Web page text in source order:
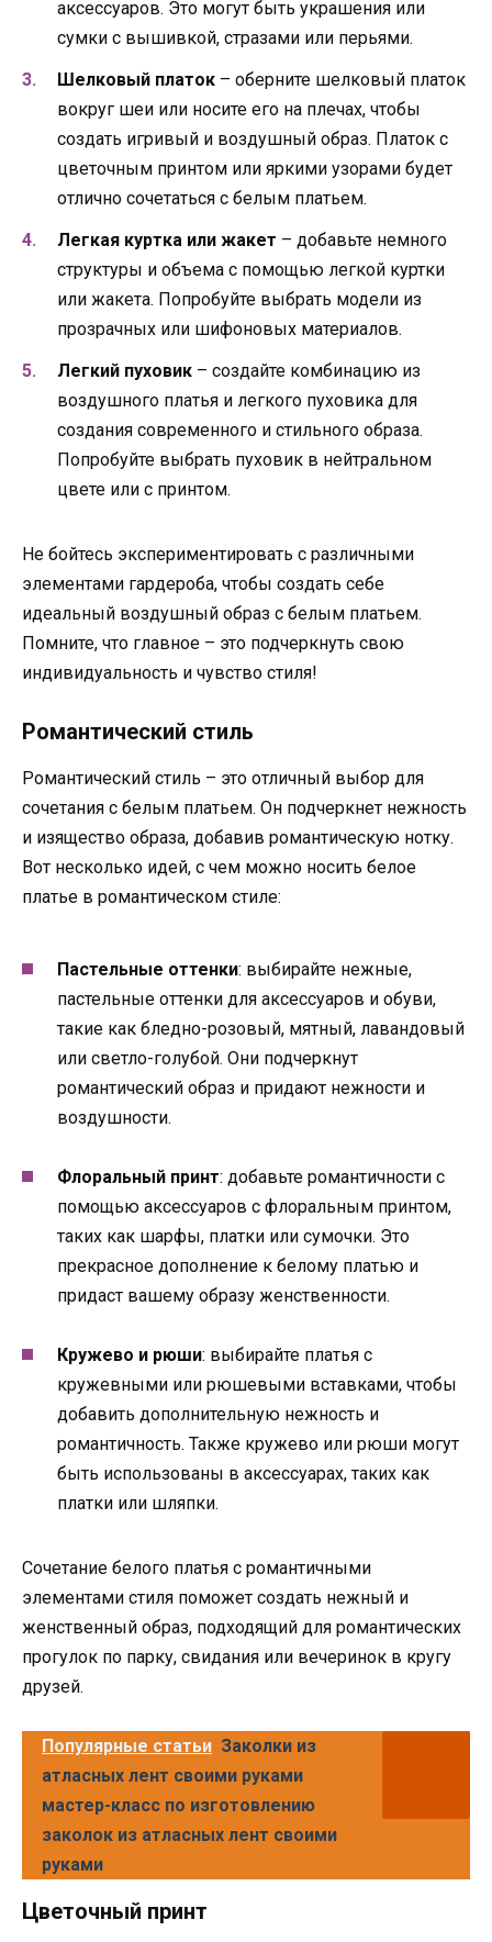
аксессуаров. Это могут быть украшения или
сумки с вышивкой, стразами или перьями.
Шелковый платок – оберните шелковый платок
вокруг шеи или носите его на плечах, чтобы
создать игривый и воздушный образ. Платок с
цветочным принтом или яркими узорами будет
отлично сочетаться с белым платьем.
Легкая куртка или жакет – добавьте немного
структуры и объема с помощью легкой куртки
или жакета. Попробуйте выбрать модели из
прозрачных или шифоновых материалов.
Легкий пуховик – создайте комбинацию из
воздушного платья и легкого пуховика для
создания современного и стильного образа.
Попробуйте выбрать пуховик в нейтральном
цвете или с принтом.
Не бойтесь экспериментировать с различными
элементами гардероба, чтобы создать себе
идеальный воздушный образ с белым платьем.
Помните, что главное – это подчеркнуть свою
индивидуальность и чувство стиля!
Романтический стиль
Романтический стиль – это отличный выбор для
сочетания с белым платьем. Он подчеркнет нежность
и изящество образа, добавив романтическую нотку.
Вот несколько идей, с чем можно носить белое
платье в романтическом стиле:
Пастельные оттенки: выбирайте нежные,
пастельные оттенки для аксессуаров и обуви,
такие как бледно-розовый, мятный, лавандовый
или светло-голубой. Они подчеркнут
романтический образ и придают нежности и
воздушности.
Флоральный принт: добавьте романтичности с
помощью аксессуаров с флоральным принтом,
таких как шарфы, платки или сумочки. Это
прекрасное дополнение к белому платью и
придаст вашему образу женственности.
Кружево и рюши: выбирайте платья с
кружевными или рюшевыми вставками, чтобы
добавить дополнительную нежность и
романтичность. Также кружево или рюши могут
быть использованы в аксессуарах, таких как
платки или шляпки.
Сочетание белого платья с романтичными
элементами стиля поможет создать нежный и
женственный образ, подходящий для романтических
прогулок по парку, свидания или вечеринок в кругу
друзей.
Популярные статьи Заколки из
атласных лент своими руками
мастер-класс по изготовлению
заколок из атласных лент своими
руками
Цветочный принт